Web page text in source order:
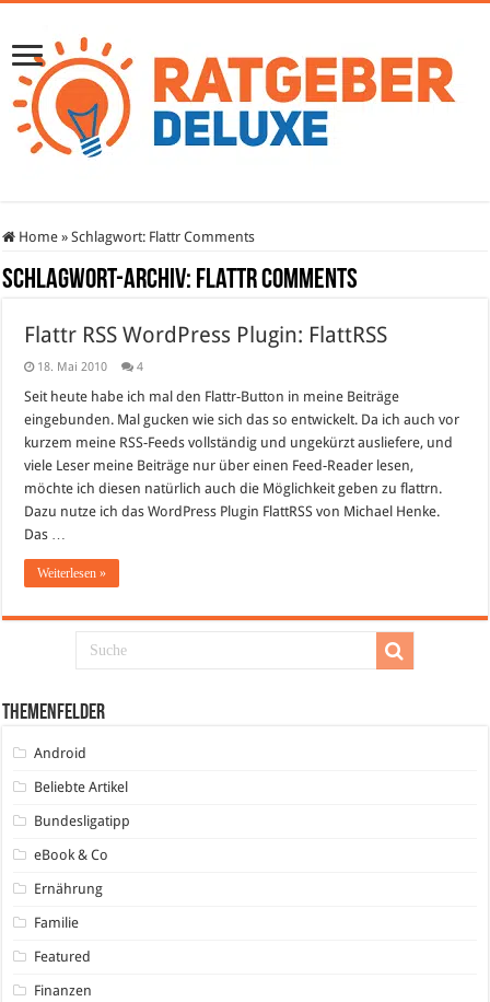
Home » Schlagwort: Flattr Comments
Schlagwort-Archiv: Flattr Comments
Flattr RSS WordPress Plugin: FlattRSS
18. Mai 2010 4
Seit heute habe ich mal den Flattr-Button in meine Beiträge
eingebunden. Mal gucken wie sich das so entwickelt. Da ich auch vor
kurzem meine RSS-Feeds vollständig und ungekürzt ausliefere, und
viele Leser meine Beiträge nur über einen Feed-Reader lesen,
möchte ich diesen natürlich auch die Möglichkeit geben zu flattrn.
Dazu nutze ich das WordPress Plugin FlattRSS von Michael Henke.
Das …
Weiterlesen »
Themenfelder
Android
Beliebte Artikel
Bundesligatipp
eBook & Co
Ernährung
Familie
Featured
Finanzen